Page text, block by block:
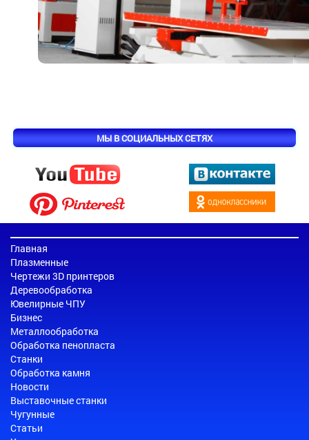
МЫ В СОЦИАЛЬНЫХ СЕТЯХ
Главная
Плазменные
Чертежи 3D принтеров
Деревообработка
Ювелирные ЧПУ
Бизнес
Металлообработка
Обработка пенопласта
Станки
Обработка камня
Новости
Выставочные станки
Чугунные
Статьи